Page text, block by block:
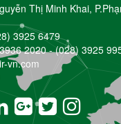
Thị Minh Khai,
3925 6479
2020-(028) 3925
vn.com